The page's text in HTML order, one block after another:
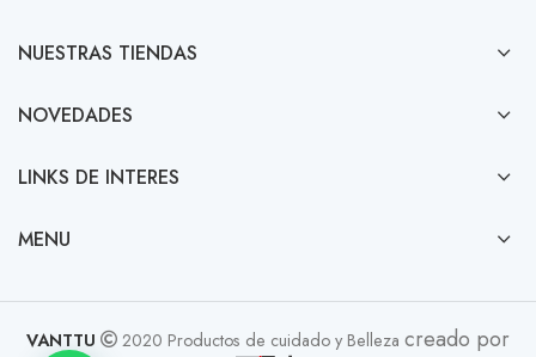
NUESTRAS TIENDAS
NOVEDADES
LINKS DE INTERES
MENU
VANTTU 2020 Productos de cuidado y Belleza creado por